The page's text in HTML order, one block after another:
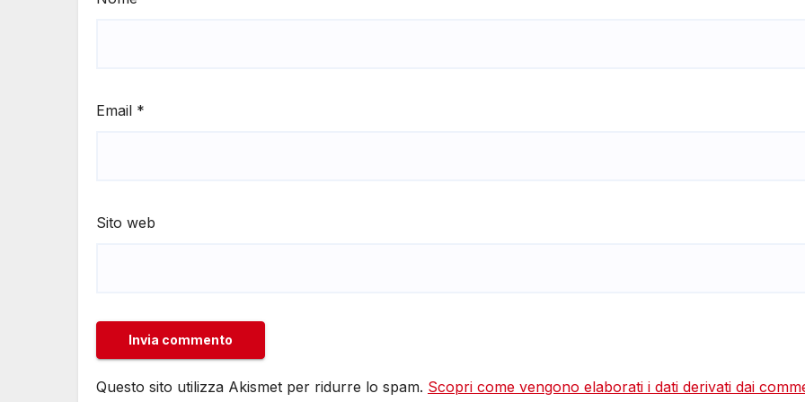
Email *
Sito web
Questo sito utilizza Akismet per ridurre lo spam. Scopri come vengono elaborati i dati derivati dai